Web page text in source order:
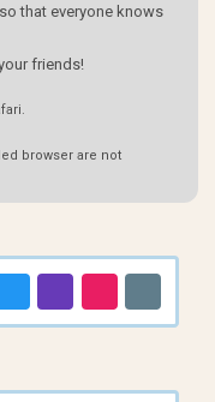
that everyone knows
friends!
browser are not